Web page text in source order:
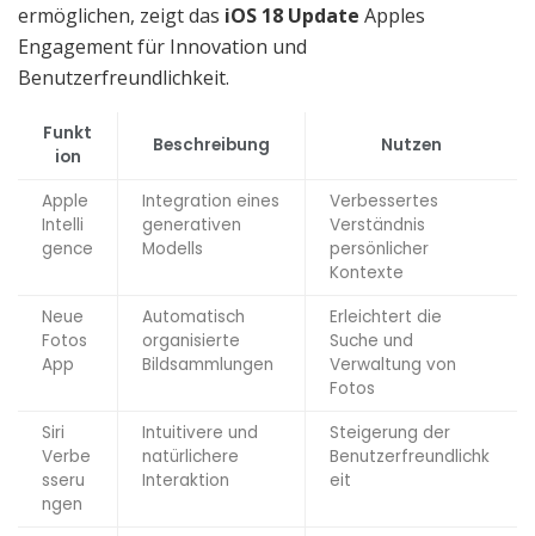
ermöglichen, zeigt das iOS 18 Update Apples
Engagement für Innovation und
Benutzerfreundlichkeit.
Funkt
ion
Beschreibung Nutzen
Apple
Intelli
gence
Integration eines
generativen
Modells
Verbessertes
Verständnis
persönlicher
Kontexte
Neue
Fotos
App
Automatisch
organisierte
Bildsammlungen
Erleichtert die
Suche und
Verwaltung von
Fotos
Siri
Verbe
sseru
ngen
Intuitivere und
natürlichere
Interaktion
Steigerung der
Benutzerfreundlichk
eit